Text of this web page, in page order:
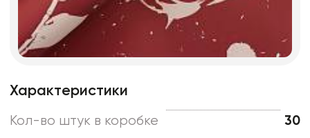
Характеристики
Кол-во штук в коробке 30